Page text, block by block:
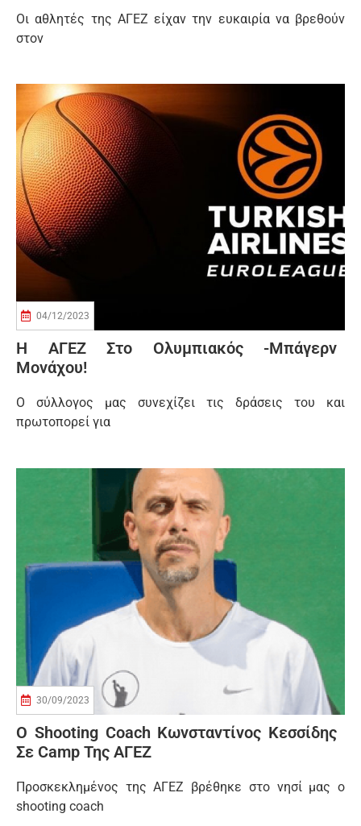
Οι αθλητές της ΑΓΕΖ είχαν την ευκαιρία να βρεθούν
στον
04/12/2023
Η ΑΓΕΖ Στο Ολυμπιακός -Μπάγερν
Μονάχου!
Ο σύλλογος μας συνεχίζει τις δράσεις του και
πρωτοπορεί για
30/09/2023
Ο Shooting Coach Κωνσταντίνος Κεσσίδης
Σε Camp Της ΑΓΕΖ
Προσκεκλημένος της ΑΓΕΖ βρέθηκε στο νησί μας ο
shooting coach